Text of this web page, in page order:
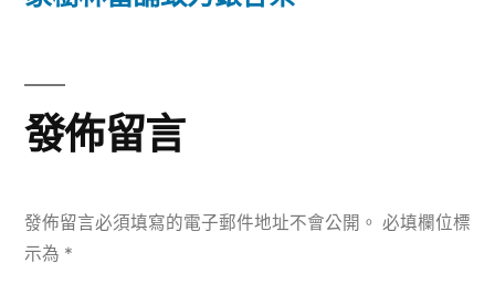
發佈留言
發佈留言必須填寫的電子郵件地址不會公開。 必填欄位標
示為 *